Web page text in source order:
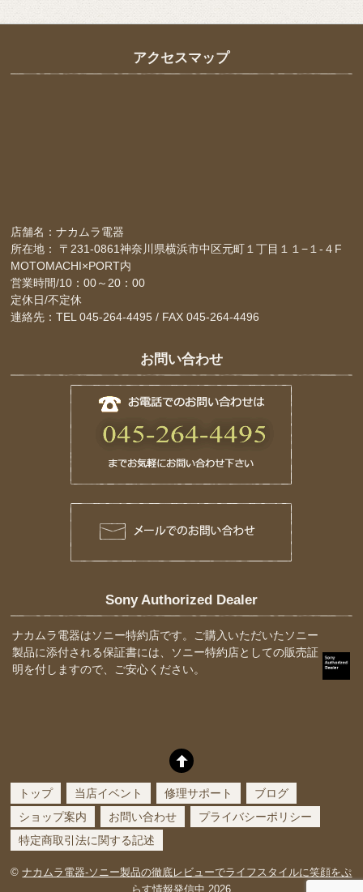
アクセスマップ
店舗名：ナカムラ電器
所在地： 〒231-0861神奈川県横浜市中区元町１丁目１１−１-４F
MOTOMACHI×PORT内
営業時間/10：00～20：00
定休日/不定休
連絡先：TEL 045-264-4495 / FAX 045-264-4496
お問い合わせ
Sony Authorized Dealer
ナカムラ電器はソニー特約店です。ご購入いただいたソニー
製品に添付される保証書には、ソニー特約店としての販売証
明を付しますので、ご安心ください。
トップ 当店イベント 修理サポート
ブログ
ショップ案内
お問い合わせ
プライバシーポリシー
特定商取引法に関する記述
©ナカムラ電器-ソニー製品の徹底レビューでライフスタイルに笑顔をぷ